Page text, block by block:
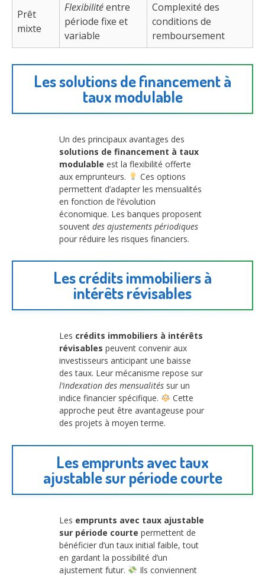
Prêt
mixte
Flexibilitéentre
période fixe et
variable
Complexité des
conditions de
remboursement
Les solutions de financement à
taux modulable
Un des principaux avantages des
solutions de financement à taux
modulable est la flexibilité offerte
aux emprunteurs.
Ces options
permettent d’adapter les mensualités
en fonction de l’évolution
économique. Les banques proposent
souvent des ajustements périodiques
pour réduire les risques financiers.
Les crédits immobiliers à
intérêts révisables
Les crédits immobiliers à intérêts
révisables peuvent convenir aux
investisseurs anticipant une baisse
des taux. Leur mécanisme repose sur
l’indexation des mensualités sur un
indice financier spécifique.
Cette
approche peut être avantageuse pour
des projets à moyen terme.
Les emprunts avec taux
ajustable sur période courte
Les emprunts avec taux ajustable
sur période courte permettent de
bénéficier d’un taux initial faible, tout
en gardant la possibilité d’un
ajustement futur.
Ils conviennent